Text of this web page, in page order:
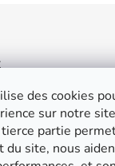
des cookies
sur notre
partie
du site, nous
guyonneau.fr
(0)6 10 18 64 48